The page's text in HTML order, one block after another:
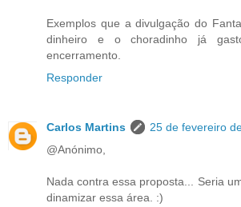
Exemplos que a divulgação do
dinheiro e o choradinho já
encerramento.
Responder
Carlos Martins
25 de fevereiro
@Anónimo,
Nada contra essa proposta... Seria
dinamizar essa área. :)